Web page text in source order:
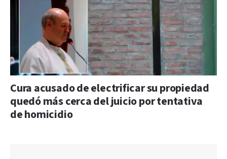
Cura acusado de electrificar su propiedad
quedó más cerca del juicio por tentativa
de homicidio